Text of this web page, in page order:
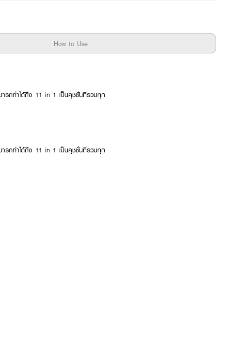
How to Use
ารถทำได้ถึง 11 in 1 เป็นคุชชั่นที่รวมทุก
ารถทำได้ถึง 11 in 1 เป็นคุชชั่นที่รวมทุก